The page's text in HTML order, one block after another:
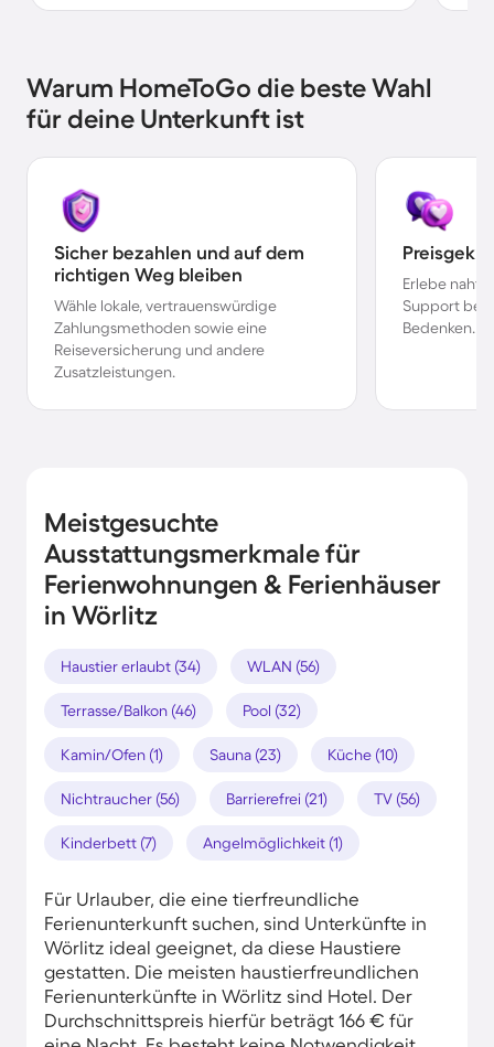
Warum HomeToGo die beste Wahl
für deine Unterkunft ist
Sicher bezahlen und auf dem
richtigen Weg bleiben
Wähle lokale, vertrauenswürdige
Zahlungsmethoden sowie eine
Reiseversicherung und andere
Zusatzleistungen.
Erlebe
Support bei
Bedenken.
Meistgesuchte
Ausstattungsmerkmale für
Ferienwohnungen & Ferienhäuser
in Wörlitz
Haustier erlaubt (34) WLAN (56)
Terrasse/Balkon (46) Pool (32)
Kamin/Ofen (1) Sauna (23) Küche (10)
Nichtraucher (56) Barrierefrei (21) TV (56)
Kinderbett (7) Angelmöglichkeit (1)
Für Urlauber, die eine tierfreundliche
Ferienunterkunft suchen, sind Unterkünfte in
Wörlitz ideal geeignet, da diese Haustiere
gestatten. Die meisten haustierfreundlichen
Ferienunterkünfte in Wörlitz sind Hotel. Der
Durchschnittspreis hierfür beträgt 166 € für